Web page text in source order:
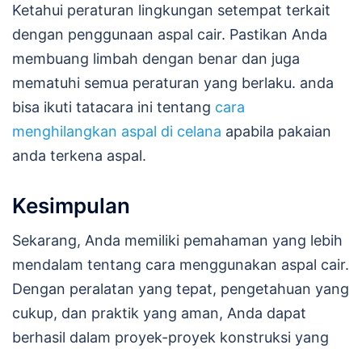
Ketahui peraturan lingkungan setempat terkait
dengan penggunaan aspal cair. Pastikan Anda
membuang limbah dengan benar dan juga
mematuhi semua peraturan yang berlaku. anda
bisa ikuti tatacara ini tentang cara
menghilangkan aspal di celana apabila pakaian
anda terkena aspal.
Kesimpulan
Sekarang, Anda memiliki pemahaman yang lebih
mendalam tentang cara menggunakan aspal cair.
Dengan peralatan yang tepat, pengetahuan yang
cukup, dan praktik yang aman, Anda dapat
berhasil dalam proyek-proyek konstruksi yang